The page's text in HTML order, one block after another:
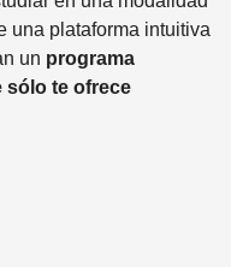
una plataforma intuitiva
un programa
sólo te ofrece